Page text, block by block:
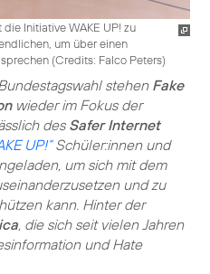
Initiative WAKE UP! zu
um über einen
(Credits: Falco Peters)
stehen Fake
wieder im Fokus der
des Safer Internet
UP!“Schüler:innen und
um sich mit dem
und zu
kann. Hinter der
, die sich seit vielen Jahren
und Hate